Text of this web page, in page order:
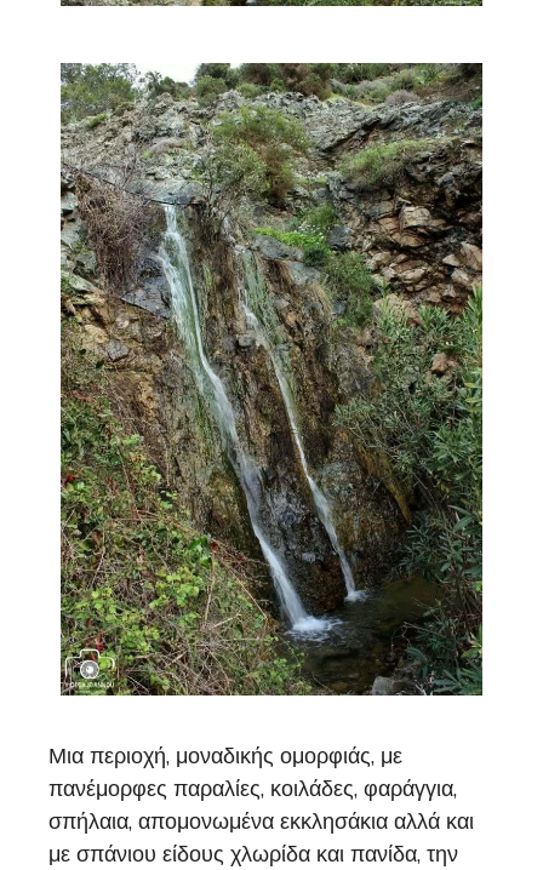
Μια περιοχή, μοναδικής ομορφιάς, με
πανέμορφες παραλίες, κοιλάδες, φαράγγια,
σπήλαια, απομονωμένα εκκλησάκια αλλά και
με σπάνιου είδους χλωρίδα και πανίδα, την